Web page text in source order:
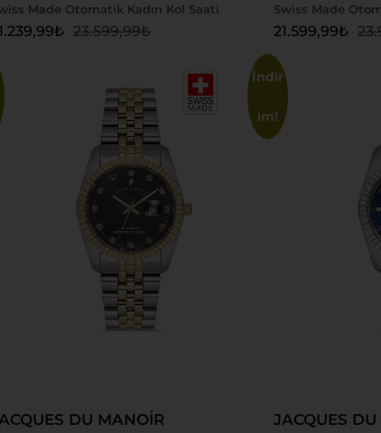
Made Otomatik Kadın Kol Saati
23.599,99₺
₺
Swiss Made
21.599,99₺
İndir
im!
DU MANOİR JACQUES